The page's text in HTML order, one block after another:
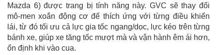
Mazda 6) được trang bị tính năng này. GVC sẽ thay đổi
mô-men xoắn động cơ để thích ứng với từng điều khiển
lái, từ đó tối ưu cả lực gia tốc ngang/dọc, lực kéo trên từng
bánh xe, giúp xe tăng tốc mượt mà và vận hành êm ái hơn,
ổn định khi vào cua.